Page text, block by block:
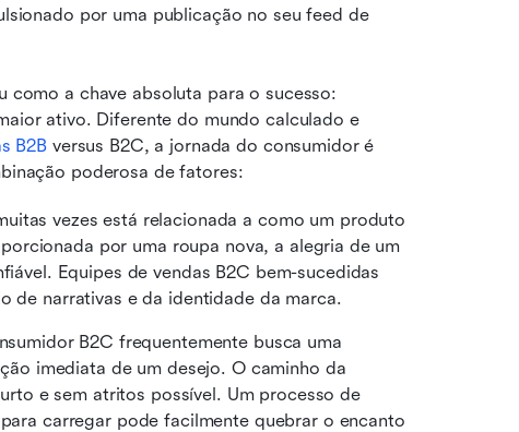
por uma publicação no seu feed de
como a chave absoluta para o sucesso:
ativo. Diferente do mundo calculado e
B2B versus B2C, a jornada do consumidor é
poderosa de fatores:
vezes está relacionada a como um produto
por uma roupa nova, a alegria de um
Equipes de vendas B2C bem-sucedidas
de narrativas e da identidade da marca.
B2C frequentemente busca uma
imediata de um desejo. O caminho da
e sem atritos possível. Um processo de
carregar pode facilmente quebrar o encanto